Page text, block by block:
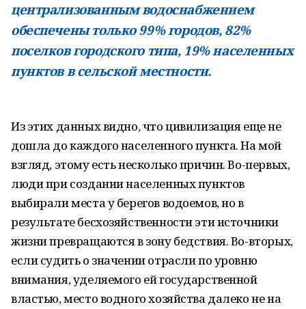
централизованным водоснабжением
обеспечены только 99% городов, 82%
поселков городского типа, 19% населенных
пунктов в сельской местности.
Из этих данных видно, что цивилизация еще не
дошла до каждого населенного пункта. На мой
взгляд, этому есть несколько причин. Во-первых,
люди при создании населенных пунктов
выбирали места у берегов водоемов, но в
результате бесхозяйственности эти источники
жизни превращаются в зону бедствия. Во-вторых,
если судить о значении отрасли по уровню
внимания, уделяемого ей государственной
властью, место водного хозяйства далеко не на